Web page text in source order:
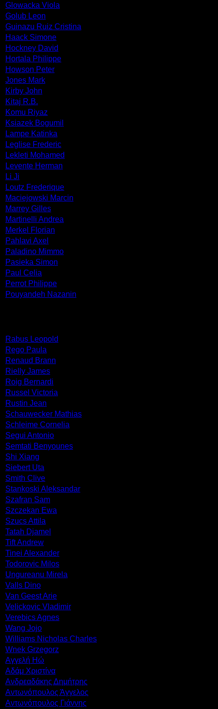
Glowacka Viola
Golub Leon
Guinazu Ruiz Cristina
Haack Simone
Hockney David
Hortala Philippe
Howson Peter
Jones Mark
Kirby John
Kitaj R.B.
Komu Riyaz
Ksiazek Bogumil
Lampe Katinka
Leglise Frederic
Lekleti Mohamed
Levente Herman
Li Ji
Loutz Frederique
Maciejowski Marcin
Marrey Gilles
Martinelli Andrea
Merkel Florian
Pahlavi Axel
Paladino Mimmo
Pasieka Simon
Paul Celia
Perrot Philippe
Pouyandeh Nazanin
Rabus Leopold
Rego Paula
Renaud Brann
Rielly James
Roig Bernardi
Russel Victoria
Rustin Jean
Schauwecker Mathias
Schleime Cornelia
Segui Antonio
Semtati Benyounes
Shi Xiang
Siebert Uta
Smith Clive
Stankoski Aleksandar
Szafran Sam
Szczekan Ewa
Szucs Attila
Tatah Djamel
Tift Andrew
Tinei Alexander
Todorovic Milos
Ungureanu Mirela
Valls Dino
Van Geest Arie
Velickovic Vladimir
Verebics Agnes
Wang Jojo
Williams Nicholas Charles
Wnek Grzegorz
Αγγελή Ηώ
Αδάμ Χριστίνα
Ανδρεαδάκης Δημήτρης
Αντωνόπουλος Άγγελος
Αντωνόπουλος Γιάννης